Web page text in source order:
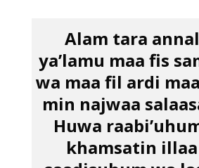
Alam tara
ya’lamu maa fis
wa maa fil ardi
min najwaa
Huwa
khamsatin